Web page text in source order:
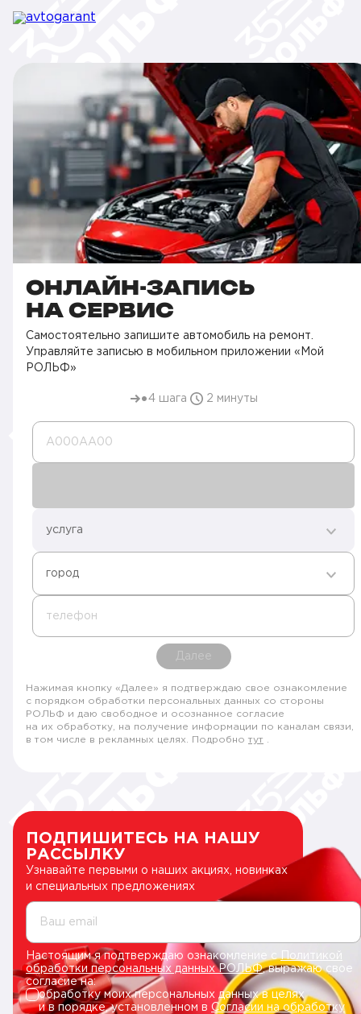
ОНЛАЙН-ЗАПИСЬ
НА СЕРВИС
Самостоятельно запишите автомобиль на ремонт.
Управляйте записью в мобильном приложении «Мой
РОЛЬФ»
4 шага 2 минуты
А000AA00
услуга
город
телефон
Далее
Нажимая кнопку «Далее» я подтверждаю свое ознакомление
с порядком обработки персональных данных со стороны
РОЛЬФ и даю свободное и осознанное согласие
на их обработку, на получение информации по каналам связи,
в том числе в рекламных целях. Подробно тут
ПОДПИШИТЕСЬ НА НАШУ
РАССЫЛКУ
Узнавайте первыми о наших акциях, новинках
и специальных предложениях
Ваш email
Настоящим я подтверждаю ознакомление сПолитикой
обработки персональных данных РОЛЬФ, выражаю свое
согласие на:
обработку моих персональных данных в целях
и в порядке, установленном в Согласии на обработку